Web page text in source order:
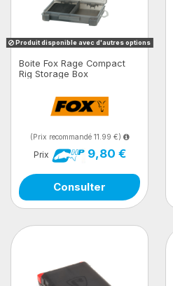
Produit disponible avec d'autres options
Boite Fox Rage Compact
Rig Storage Box
(Prix recommandé 11.99 €)
Prix 9,80 €
Consulter